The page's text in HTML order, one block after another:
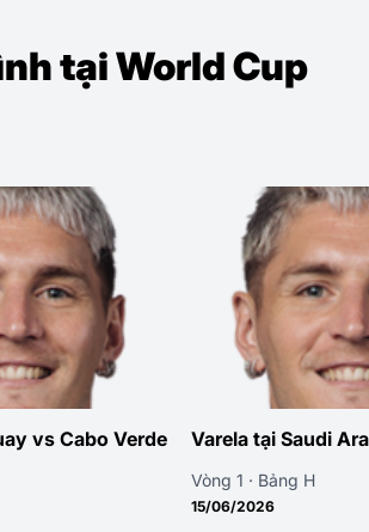
tại World Cup
vs Cabo Verde Varela tại Saudi
Vòng 1 · Bảng H
15/06/2026